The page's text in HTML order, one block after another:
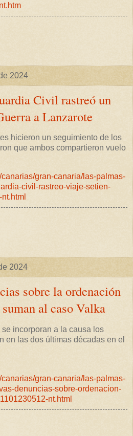
2024
Civil rastreó un
a Lanzarote
hicieron un seguimiento de los
que ambos compartieron vuelo
gran-canaria/las-palmas-
civil-rastreo-viaje-setien-
2024
sobre la ordenación
al caso Valka
incorporan a la causa los
en las dos últimas décadas en el
gran-canaria/las-palmas-
denuncias-sobre-ordenacion-
nt.html